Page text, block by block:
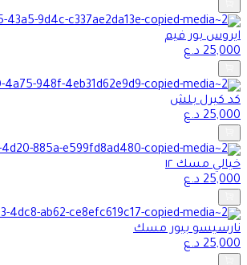
ايروس بور فيم
25,000د.ع
كد كيرل بلش
25,000د.ع
خيالي مسك ١٢
25,000د.ع
نارسيسو بيور مسك
25,000د.ع